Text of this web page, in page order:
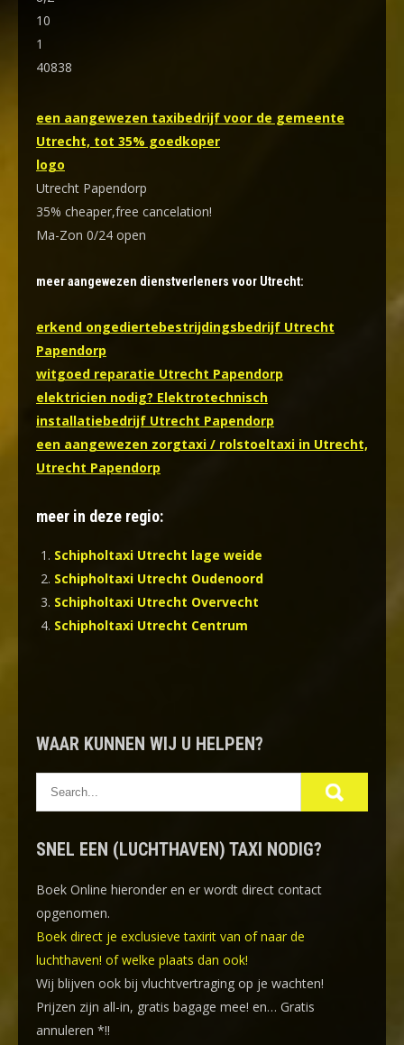
10
1
40838
een aangewezen taxibedrijf voor de gemeente
Utrecht, tot 35% goedkoper
logo
Utrecht Papendorp
35% cheaper,free cancelation!
Ma-Zon 0/24 open
meer aangewezen dienstverleners voor Utrecht:
erkend ongediertebestrijdingsbedrijf Utrecht
Papendorp
witgoed reparatie Utrecht Papendorp
elektricien nodig? Elektrotechnisch
installatiebedrijf Utrecht Papendorp
een aangewezen zorgtaxi / rolstoeltaxi in Utrecht,
Utrecht Papendorp
meer in deze regio:
Schipholtaxi Utrecht lage weide
Schipholtaxi Utrecht Oudenoord
Schipholtaxi Utrecht Overvecht
Schipholtaxi Utrecht Centrum
WAAR KUNNEN WIJ U HELPEN?
SNEL EEN (LUCHTHAVEN) TAXI NODIG?
Boek Online hieronder en er wordt direct contact
opgenomen.
Boek direct je exclusieve taxirit van of naar de
luchthaven! of welke plaats dan ook!
Wij blijven ook bij vluchtvertraging op je wachten!
Prijzen zijn all-in, gratis bagage mee! en… Gratis
annuleren *!!